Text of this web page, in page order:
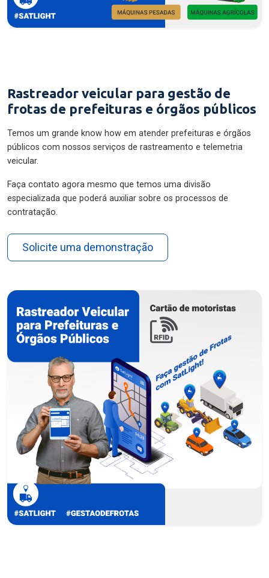
Rastreador veicular para gestão de
frotas de prefeituras e órgãos públicos
Temos um grande know how em atender prefeituras e órgãos
públicos com nossos serviços de rastreamento e telemetria
veicular.
Faça contato agora mesmo que temos uma divisão
especializada que poderá auxiliar sobre os processos de
contratação.
Solicite uma demonstração